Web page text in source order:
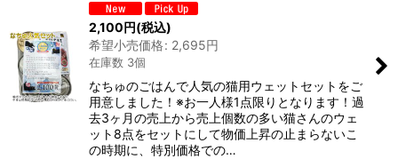
在庫あり
並び順:
2,100 円(税込)
希望小売価格: 2,695円
在庫数 3個
なちゅのごはんで人気の猫用ウェットセットをご
用意しました！※お一人様1点限りとなります！過
去3ヶ月の売上から売上個数の多い猫さんのウェ
ット8点をセットにして物価上昇の止まらないこ
の時期に、特別価格での…